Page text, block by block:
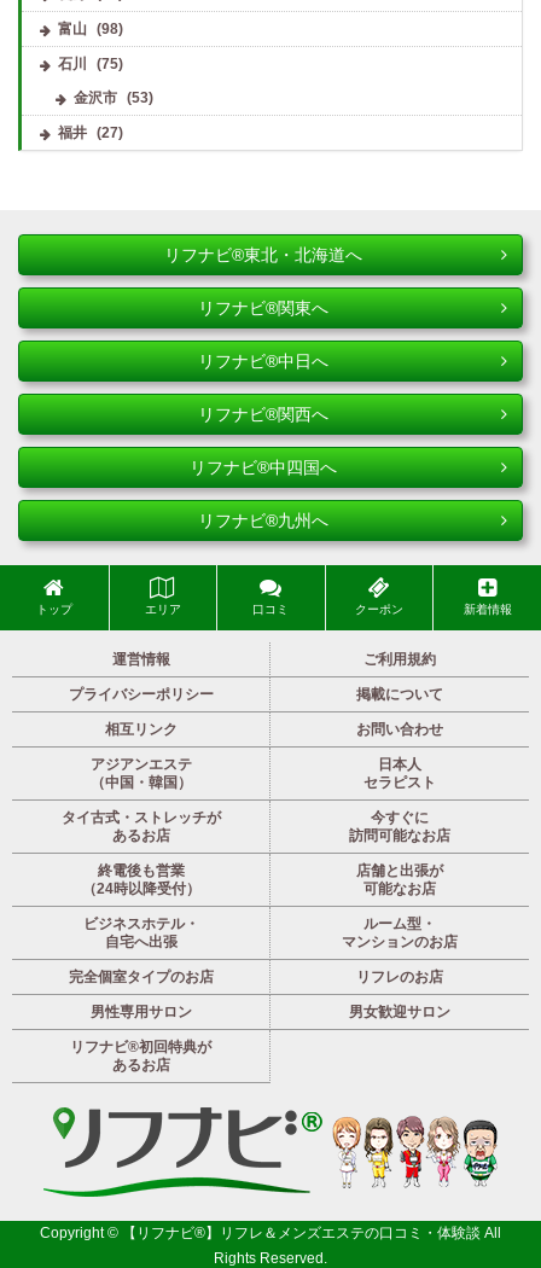
富山 (98)
石川
(75)
金沢市
(53)
福井 (27)
リフナビ®東北・北海道へ
リフナビ®関東へ
リフナビ®中日へ
リフナビ®関西へ
リフナビ®中四国へ
リフナビ®九州へ
トップ エリア 口コミ クーポン 新着情報
運営情報 ご利用規約
プライバシーポリシー 掲載について
相互リンク お問い合わせ
アジアンエステ
（中国・韓国）
日本人
セラピスト
タイ古式・ストレッチが
あるお店
今すぐに
訪問可能なお店
終電後も営業
（24時以降受付）
店舗と出張が
可能なお店
ビジネスホテル・
自宅へ出張
ルーム型・
マンションのお店
完全個室タイプのお店 リフレのお店
男性専用サロン 男女歓迎サロン
リフナビ®初回特典が
あるお店
Copyright © 【リフナビ®】リフレ＆メンズエステの口コミ・体験談 All
Rights Reserved.